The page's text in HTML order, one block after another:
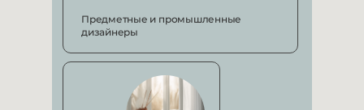
Предметные и промышленные
дизайнеры